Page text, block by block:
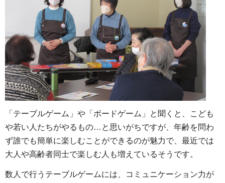
「テーブルゲーム」や「ボードゲーム」と聞くと、こども
や若い人たちがやるもの…と思いがちですが、年齢を問わ
ず誰でも簡単に楽しむことができるのが魅力で、最近では
大人や高齢者同士で楽しむ人も増えているそうです。
数人で行うテーブルゲームには、コミュニケーション力が